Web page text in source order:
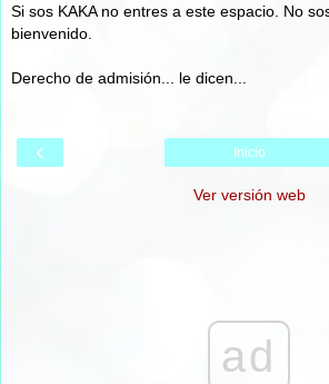
Si sos KAKA no entres a este espacio. No
bienvenido.
Derecho de admisión... le dicen...
‹ Inicio
Ver versión web
ad